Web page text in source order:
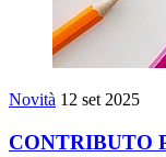
Novità 12 set 2025
CONTRIBUTO